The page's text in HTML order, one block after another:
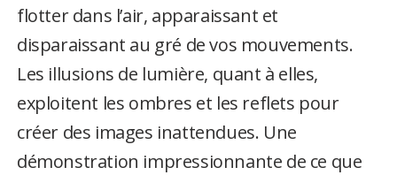
flotter dans l’air, apparaissant et
disparaissant au gré de vos mouvements.
Les illusions de lumière, quant à elles,
exploitent les ombres et les reflets pour
créer des images inattendues. Une
démonstration impressionnante de ce que